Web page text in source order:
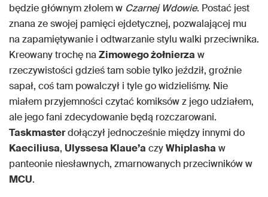
będzie głównym złolem w Czarnej Wdowie. Postać jest
znana ze swojej pamięci ejdetycznej, pozwalającej mu
na zapamiętywanie i odtwarzanie stylu walki przeciwnika.
Kreowany trochę naZimowego żołnierza w
rzeczywistości gdzieś tam sobie tylko jeździł, groźnie
sapał, coś tam powalczył i tyle go widzieliśmy. Nie
miałem przyjemności czytać komiksów z jego udziałem,
ale jego fani zdecydowanie będą rozczarowani.
Taskmasterdołączył jednocześnie między innymi do
Kaeciliusa, Ulyssesa Klaue’a czyWhiplasha w
panteonie niesławnych, zmarnowanych przeciwników w
MCU.